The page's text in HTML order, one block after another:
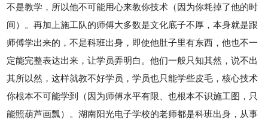
不是教学，所以他不可能用心来教你技术（因为你耗掉了他的时
间）。再加上施工队的师傅大多数是文化底子不厚，本身就是跟
师傅学出来的，不是科班出身，即使他肚子里有东西，他也不一
定能完整表达出来，让学员弄明白。他们一般只知其然，说不出
其所以然，这样就教不好学员，学员也只能学些皮毛，核心技术
你根本不可能学到（因为师傅水平有限、也根本不识施工图，只
能照葫芦画瓢）。湖南阳光电子学校的老师都是科班出身，从事